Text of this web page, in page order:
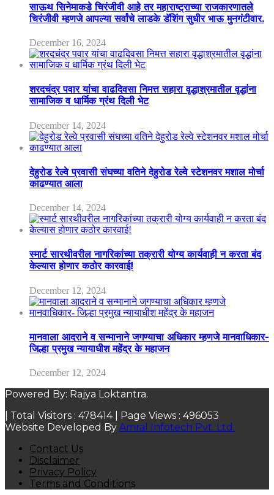
साऊथ सिनेमाकडे चिरंजीवी आहे तर महाराष्ट्राच्या राजकारणातले
चिरंजीवी म्हणजे आपल्या सर्वांचे लाडके डॅशिंग सुधीर भाऊ मुनगंटीवार.
December 16, 2024
शरदचंद्र पवार यांचा वाढदिवसा निमत्त सहारा वृद्धाश्रमातील वृद्धांना
सामाजिक व धार्मिक ग्रंथ दिली भेट
December 14, 2024
देहुरोड रेल्वे प्रवासी संघच्या वतिने देहुरोड रेल्वे स्टेशनवर मशाल मोर्चा
काढण्यात आला
December 14, 2024
स्मार्ट सारथीवरील नागरिकांच्या तक्रारी योग्य कार्यवाही न करता बंद
केल्यास होणार कठोर कारवाई!
December 12, 2024
मानवाला आदराने व सन्मानाने जगण्याचा अधिकार म्हणजे मानवाधिकार-
जिल्हा प्रमुख न्यायाधीश महेंद्र के महाजन
December 12, 2024
Powered By: Rajya Loktantra.
| Total Visitors : 478414| Page Views : 496053
Website Developed By Amral Infotech Pvt. Ltd.
Contact Us
Disclaimer
Privacy Policy
Terms and Conditions